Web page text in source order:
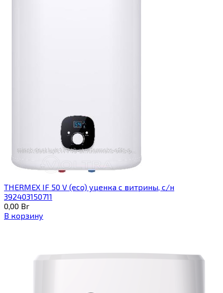
THERMEX IF 50 V (eco) уценка c витрины, с/н
392403150711
0,00 Br
В корзину